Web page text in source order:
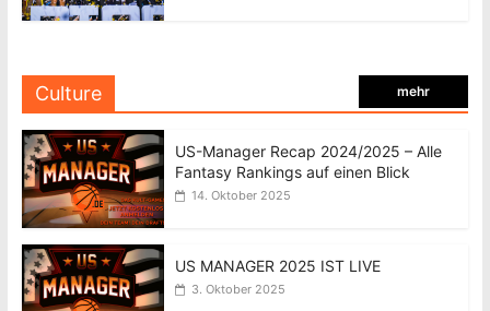
Culture mehr
US-Manager Recap 2024/2025 – Alle
Fantasy Rankings auf einen Blick
14. Oktober 2025
US MANAGER 2025 IST LIVE
3. Oktober 2025